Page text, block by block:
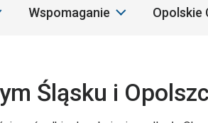
Wspomaganie Opolskie
Śląsku i